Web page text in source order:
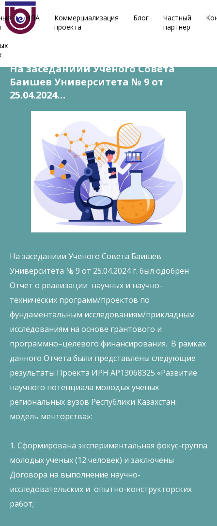
НПА
Коммерциализация
проекта
Блог
Частный
партнер
26 апреля, 2024
На заседаниии Ученого Совета
Баишев Университета № 9 от
25.04.2024…
На заседаниии Ученого Совета Баишев
Университета № 9 от 25.04.2024 г. был одобрен
Отчет о реализации научных и научно–
технических программ/проектов по
фундаментальным исследованиям/прикладным
исследованиям на основе грантового и
программно–целевого финансирования. В рамках
данного Отчета были представлены следующие
результаты Проекта ИРН AP13068325 «Развитие
научного потенциала молодых ученых
региональных вузов Республики Казахстан:
модель менторства»:
1. Сформирована экспериментальная фокус-группа
молодых ученых (12 человек) и заключены
Договора на выполнение научно-
исследовательских и опытно-конструкторских
работ;